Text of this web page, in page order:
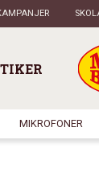
MIKROFONER